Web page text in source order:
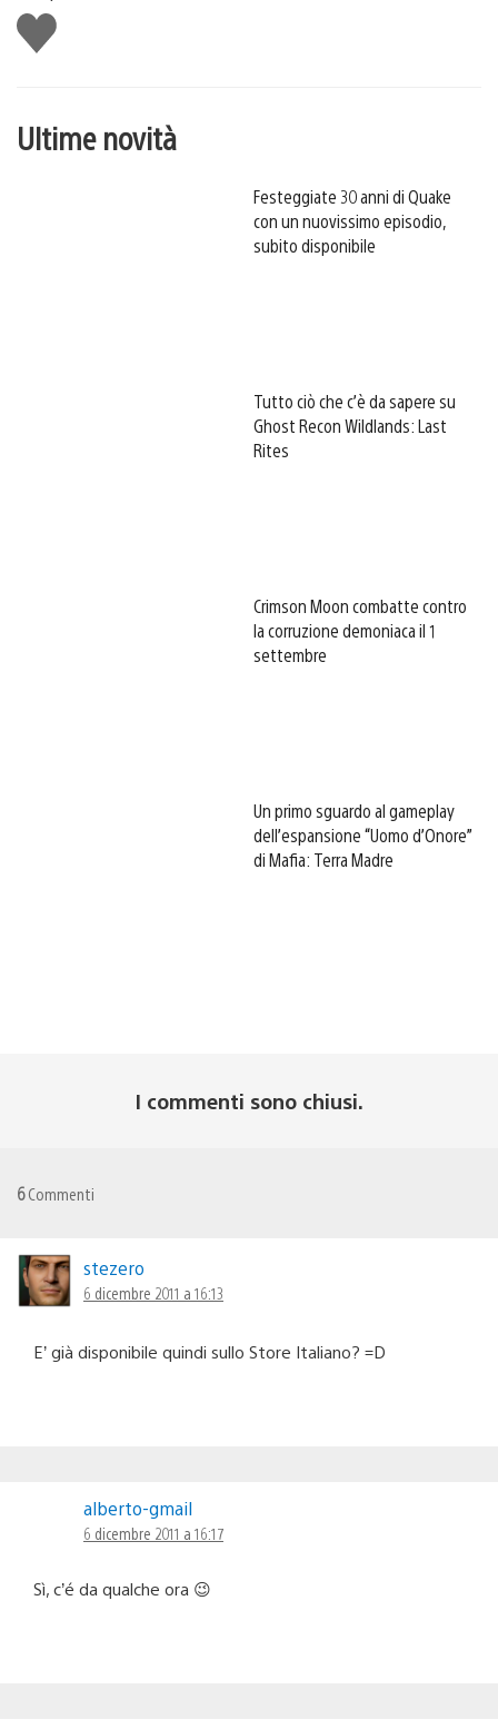
Mi
piace
Ultime novità
Festeggiate 30 anni di Quake
con un nuovissimo episodio,
subito disponibile
Tutto ciò che c’è da sapere su
Ghost Recon Wildlands: Last
Rites
Crimson Moon combatte contro
la corruzione demoniaca il 1
settembre
Un primo sguardo al gameplay
dell’espansione “Uomo d’Onore”
di Mafia: Terra Madre
I commenti sono chiusi.
6Commenti
stezero
6 dicembre 2011 a 16:13
E’ già disponibile quindi sullo Store Italiano? =D
alberto-gmail
6 dicembre 2011 a 16:17
Sì, c’é da qualche ora 😉